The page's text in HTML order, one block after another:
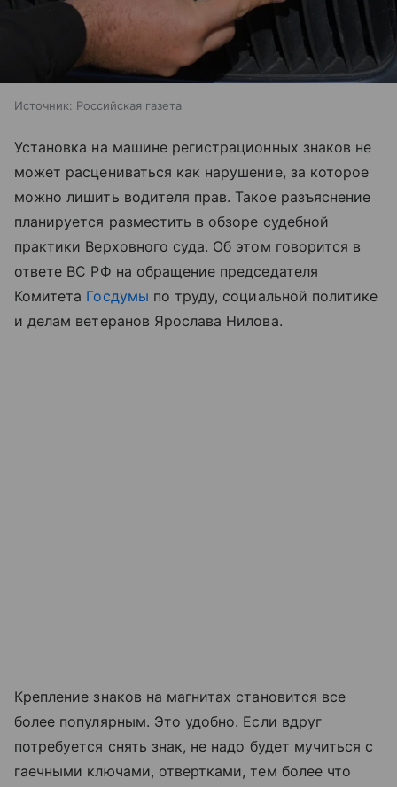
Источник: Российская газета
Установка на машине регистрационных знаков не
может расцениваться как нарушение, за которое
можно лишить водителя прав. Такое разъяснение
планируется разместить в обзоре судебной
практики Верховного суда. Об этом говорится в
ответе ВС РФ на обращение председателя
Комитета Госдумы по труду, социальной политике
и делам ветеранов Ярослава Нилова.
Крепление знаков на магнитах становится все
более популярным. Это удобно. Если вдруг
потребуется снять знак, не надо будет мучиться с
гаечными ключами, отвертками, тем более что